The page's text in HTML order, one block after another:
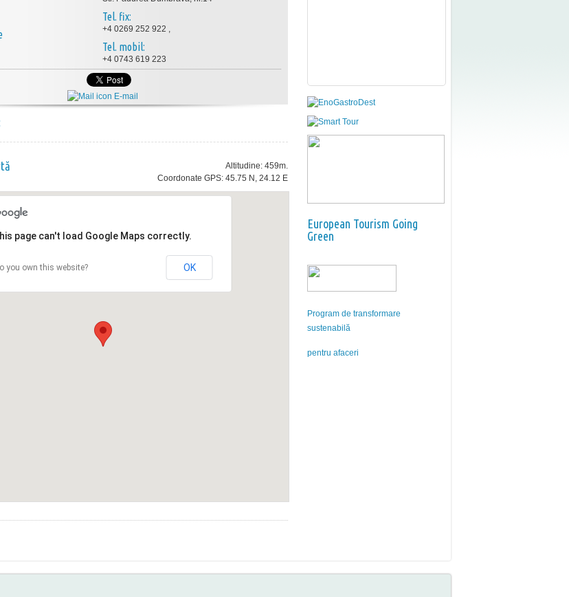
Tel. fix:
+4 0269 252 922 ,
Tel. mobil:
+4 0743 619 223
E-mail
Altitudine: 459m.
Coordonate GPS: 45.75 N, 24.12 E
page can't load Google Maps correctly.
you own this website? OK
European Tourism Going
Green
Program de transformare
sustenabilă
pentru afaceri